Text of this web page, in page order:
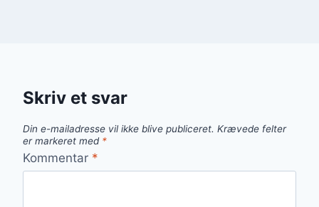
Skriv et svar
Din e-mailadresse vil ikke blive publiceret. Krævede felter
er markeret med *
Kommentar *